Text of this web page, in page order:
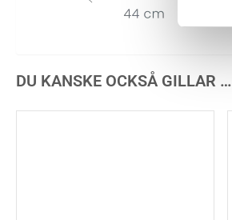
DU KANSKE OCKSÅ GILLAR …